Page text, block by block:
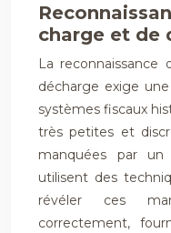
charge et de
La
décharge exige
systèmes fiscaux
très petites et
manquées par
utilisent des
révéler ces
correctement,